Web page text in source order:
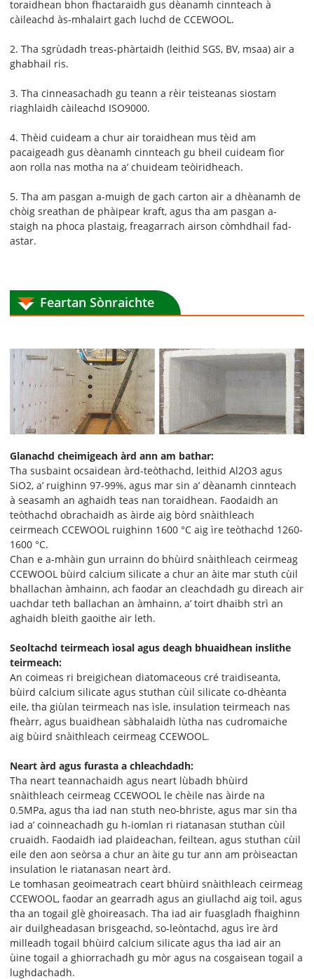
toraidhean bhon fhactaraidh gus dèanamh cinnteach à
càileachd às-mhalairt gach luchd de CCEWOOL.
2. Tha sgrùdadh treas-phàrtaidh (leithid SGS, BV, msaa) air a
ghabhail ris.
3. Tha cinneasachadh gu teann a rèir teisteanas siostam
riaghlaidh càileachd ISO9000.
4. Thèid cuideam a chur air toraidhean mus tèid am
pacaigeadh gus dèanamh cinnteach gu bheil cuideam fìor
aon rolla nas motha na a’ chuideam teòiridheach.
5. Tha am pasgan a-muigh de gach carton air a dhèanamh de
chòig sreathan de phàipear kraft, agus tha am pasgan a-
staigh na phoca plastaig, freagarrach airson còmhdhail fad-
astar.
Feartan Sònraichte
Glanachd cheimigeach àrd ann am bathar:
Tha susbaint ocsaidean àrd-teòthachd, leithid Al2O3 agus
SiO2, a’ ruighinn 97-99%, agus mar sin a’ dèanamh cinnteach
à seasamh an aghaidh teas nan toraidhean. Faodaidh an
teòthachd obrachaidh as àirde aig bòrd snàithleach
ceirmeach CCEWOOL ruighinn 1600 °C aig ìre teòthachd 1260-
1600 °C.
Chan e a-mhàin gun urrainn do bhùird snàithleach ceirmeag
CCEWOOL bùird calcium silicate a chur an àite mar stuth cùil
bhallachan àmhainn, ach faodar an cleachdadh gu dìreach air
uachdar teth ballachan an àmhainn, a’ toirt dhaibh strì an
aghaidh bleith gaoithe air leth.
Seoltachd teirmeach ìosal agus deagh bhuaidhean inslithe
teirmeach:
An coimeas ri breigichean diatomaceous cré traidiseanta,
bùird calcium silicate agus stuthan cùil silicate co-dhèanta
eile, tha giùlan teirmeach nas ìsle, insulation teirmeach nas
fheàrr, agus buaidhean sàbhalaidh lùtha nas cudromaiche
aig bùird snàithleach ceirmeag CCEWOOL.
Neart àrd agus furasta a chleachdadh:
Tha neart teannachaidh agus neart lùbadh bhùird
snàithleach ceirmeag CCEWOOL le chèile nas àirde na
0.5MPa, agus tha iad nan stuth neo-bhriste, agus mar sin tha
iad a’ coinneachadh gu h-iomlan ri riatanasan stuthan cùil
cruaidh. Faodaidh iad plaideachan, feiltean, agus stuthan cùil
eile den aon seòrsa a chur an àite gu tur ann am pròiseactan
insulation le riatanasan neart àrd.
Le tomhasan geoimeatrach ceart bhùird snàithleach ceirmeag
CCEWOOL, faodar an gearradh agus an giullachd aig toil, agus
tha an togail glè ghoireasach. Tha iad air fuasgladh fhaighinn
air duilgheadasan brisgeachd, so-leòntachd, agus ìre àrd
milleadh togail bhùird calcium silicate agus tha iad air an
ùine togail a ghiorrachadh gu mòr agus na cosgaisean togail a
lughdachadh.